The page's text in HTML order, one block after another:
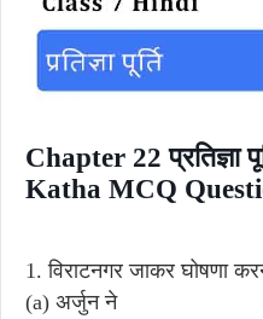
Chapter 22 प्रतिज्ञा
Katha MCQ
1. विराटनगर जाकर घोषणा
(a) अर्जुन ने